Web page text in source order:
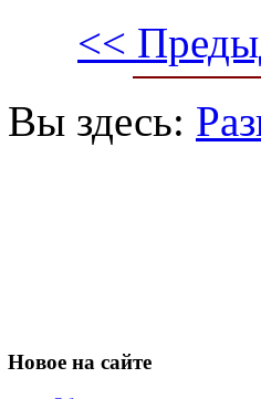
<<
Вы здесь:
Новое на сайте